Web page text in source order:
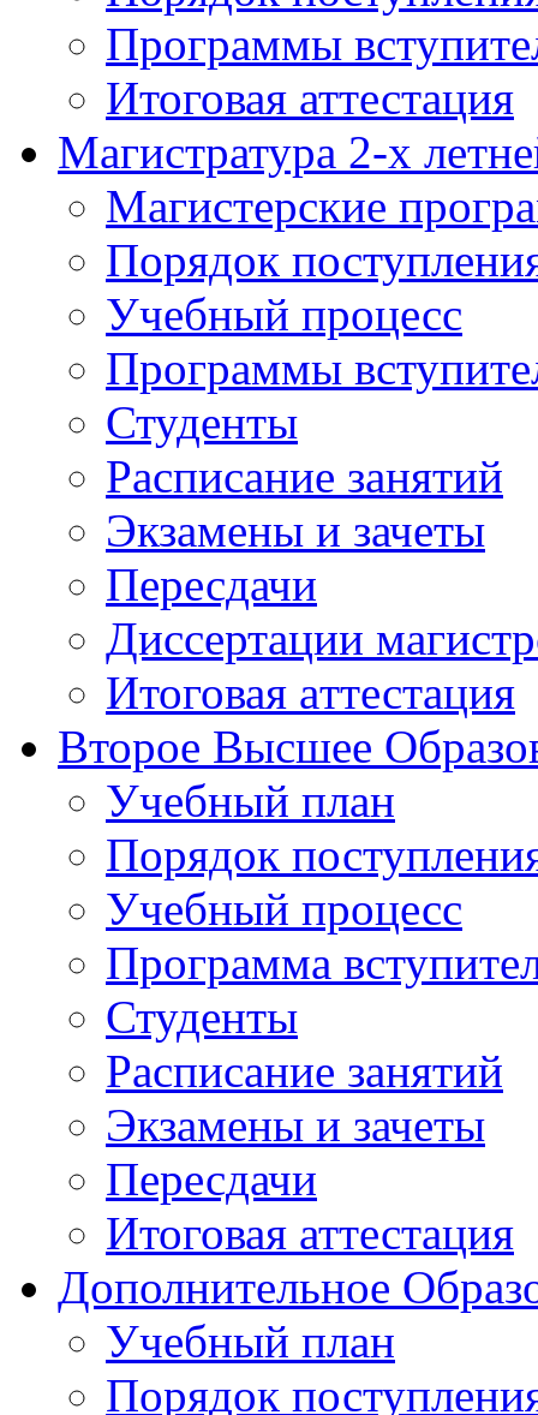
Программы
Итоговая аттестация
Магистратура 2-х
Магистерские
Порядок
Учебный процесс
Программы
Студенты
Расписание занятий
Экзамены и зачеты
Пересдачи
Диссертации
Итоговая аттестация
Второе Высшее
Учебный план
Порядок
Учебный процесс
Программа
Студенты
Расписание занятий
Экзамены и зачеты
Пересдачи
Итоговая аттестация
Дополнительное
Учебный план
Порядок